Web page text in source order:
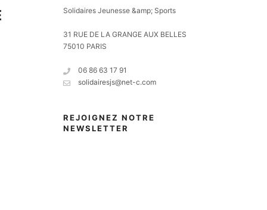
Solidaires Jeunesse &amp; Sports
31 RUE DE LA GRANGE AUX BELLES
75010 PARIS
06 86 63 17 91
solidairesjs@net-c.com
REJOIGNEZ NOTRE
NEWSLETTER